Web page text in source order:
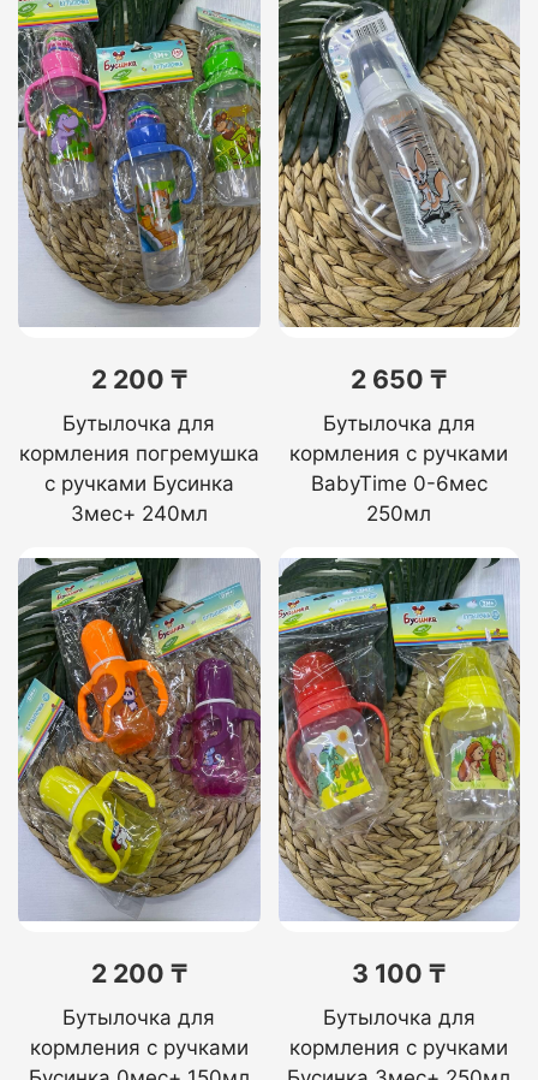
2 200 ₸
Бутылочка для
кормления погремушка
с ручками Бусинка
3мес+ 240мл
2 650 ₸
Бутылочка для
кормления с ручками
BabyTime 0-6мес
250мл
2 200 ₸
Бутылочка для
кормления с ручками
3 100 ₸
Бутылочка для
кормления с ручками